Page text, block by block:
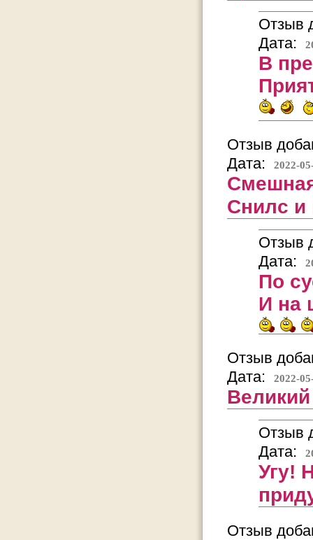
Отзыв
Дата:
В
Отзыв
Дата:
2022-
Снилс и
Отзыв
Дата:
По
И на
Отзыв
Дата:
2022-
Отзыв
Дата:
Угу!
Отзыв